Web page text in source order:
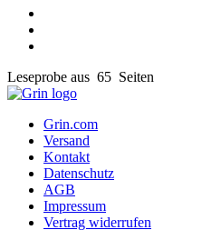
Leseprobe aus 65 Seiten
Grin.com
Versand
Kontakt
Datenschutz
AGB
Impressum
Vertrag widerrufen